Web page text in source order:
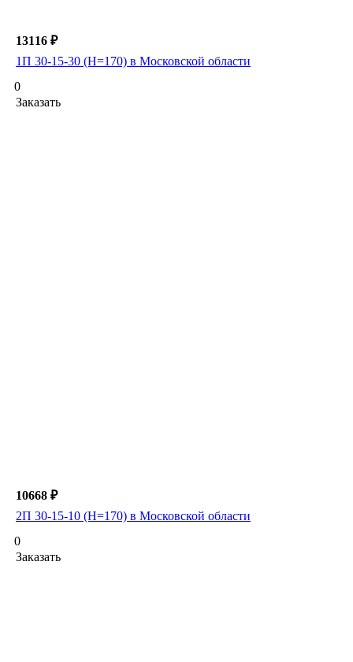
13116 ₽
1П 30-15-30 (Н=170) в Московской области
0
Заказать
10668 ₽
2П 30-15-10 (H=170) в Московской области
0
Заказать